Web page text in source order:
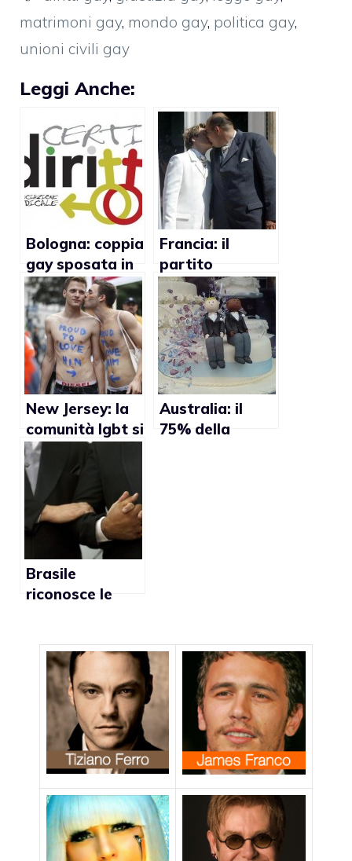
matrimoni gay, mondo gay, politica gay,
unioni civili gay
Leggi Anche:
Bologna: coppia
gay sposata in
Spagna vuole
essere
riconosciuta dal
Comune
Francia: il
partito
popolare
contro il
matrimonio gay
New Jersey: la
comunità lgbt si
mobilita per il
matrimonio gay
Australia: il
75% della
Brasile
riconosce le